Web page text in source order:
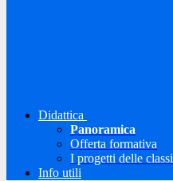
Didattica
Panoramica
Offerta formativa
I progetti delle classi
Info utili